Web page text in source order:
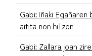
Gabi: Iñaki
aitita non hil zen
Gabi: Zallara joan